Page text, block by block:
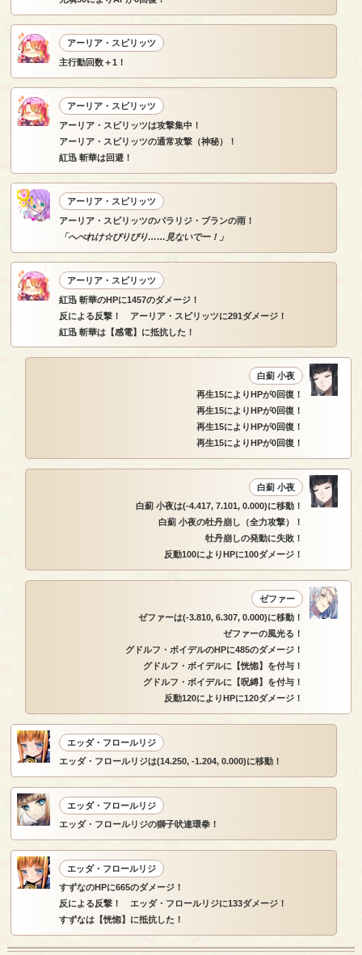
アーリア・スピリッツ
主行動回数＋1！
アーリア・スピリッツ
アーリア・スピリッツは攻撃集中！
アーリア・スピリッツの通常攻撃（神秘）！
紅迅 斬華は回避！
アーリア・スピリッツ
アーリア・スピリッツのパラリジ・ブランの雨！
「へべれけ☆ぴりぴり……見ないでー！」
アーリア・スピリッツ
紅迅 斬華のHPに1457のダメージ！
反による反撃！ アーリア・スピリッツに291ダメージ！
紅迅 斬華は【感電】に抵抗した！
白薊 小夜
再生15によりHPが0回復！
再生15によりHPが0回復！
再生15によりHPが0回復！
再生15によりHPが0回復！
白薊 小夜
白薊 小夜は(-4.417, 7.101, 0.000)に移動！
白薊 小夜の牡丹崩し（全力攻撃）！
牡丹崩しの発動に失敗！
反動100によりHPに100ダメージ！
ゼファー
ゼファーは(-3.810, 6.307, 0.000)に移動！
ゼファーの風光る！
グドルフ・ボイデルのHPに485のダメージ！
グドルフ・ボイデルに【恍惚】を付与！
グドルフ・ボイデルに【呪縛】を付与！
反動120によりHPに120ダメージ！
エッダ・フロールリジ
エッダ・フロールリジは(14.250, -1.204, 0.000)に移動！
エッダ・フロールリジ
エッダ・フロールリジの獅子吠連環拳！
エッダ・フロールリジ
すずなのHPに665のダメージ！
反による反撃！ エッダ・フロールリジに133ダメージ！
すずなは【恍惚】に抵抗した！